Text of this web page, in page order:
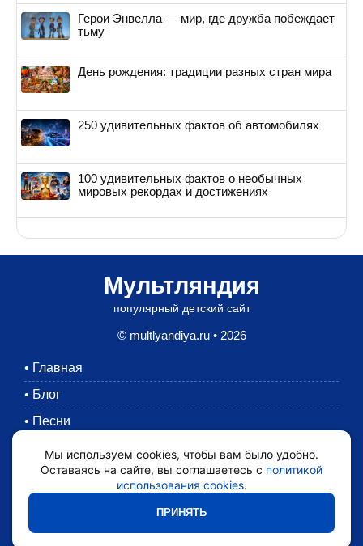
Герои Энвелла — мир, где дружба побеждает
тьму
День рождения: традиции разных стран мира
250 удивительных фактов об автомобилях
100 удивительных фактов о необычных
мировых рекордах и достижениях
Мультляндия
популярный детский сайт
© multlyandiya.ru • 2026
• Главная
• Блог
• Песни
Раскраски
Картинки
•
•
Мы используем cookies, чтобы вам было удобно.
Оставаясь на сайте, вы соглашаетесь с политикой
использования cookies.
ПРИНЯТЬ